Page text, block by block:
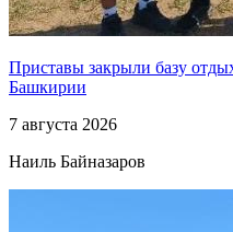
Приставы закрыли базу
Башкирии
7 августа 2026
Наиль Байназаров